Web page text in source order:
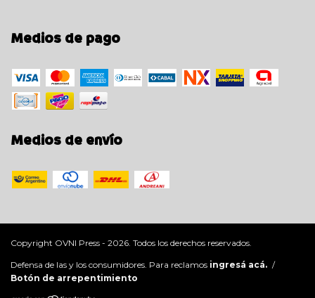
Medios de pago
Medios de envío
Copyright OVNI Press - 2026. Todos los derechos reservados.
Defensa de las y los consumidores. Para reclamos ingresá acá. /
Botón de arrepentimiento